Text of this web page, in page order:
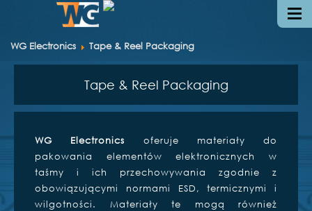
WG Electronics Tape & Reel Packaging
Tape & Reel Packaging
WG Electronics oferuje materiały do
pakowania elementów elektronicznych w
taśmy i ich przechowywania zgodnie z
obowiązującymi normami ESD, termicznymi i
wilgotności. Materiały te mogą również